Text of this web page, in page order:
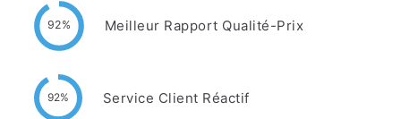
92% Meilleur Rapport Qualité-Prix
92% Service Client Réactif